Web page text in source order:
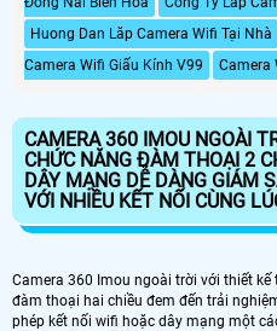
thời tiết mưa gió khi lắp đặt ngoài
trờiHuong Dan Lăp Camera Wifi Tại Nhà
Camera Wifi Giấu Kính V99
Camera
CAMERA 360 IMOU NGOÀI
CHỨC NĂNG ĐÀM THOẠI 2
DÂY MẠNG DỄ DÀNG GIÁM
VỚI NHIỀU KẾT NỐI CÙNG
Camera 360 Imou ngoài trời với thiết
đàm thoại hai chiều đem đến trải
phép kết nối wifi hoặc dây mạng một